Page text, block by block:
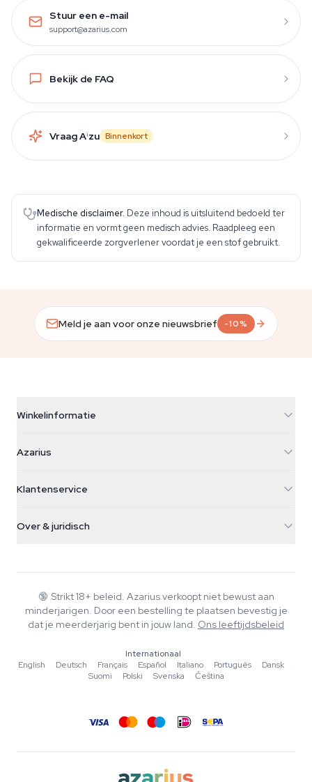
Stuur een e-mail
support@azarius.com
Bekijk de FAQ
Vraag Aizu Binnenkort
Medische disclaimer. Deze inhoud is uitsluitend bedoeld ter
informatie en vormt geen medisch advies. Raadpleeg een
gekwalificeerde zorgverlener voordat je een stof gebruikt.
Meld je aan voor onze nieuwsbrief -10%
Winkelinformatie
Galvaniweg 11
Nederland
+31(0)204897914
Azarius
Smokeshop
Klantenservice
Retourbeleid
Veelgestelde vragen
Privacybeleid
Over & juridisch
Wiki
Muziek
Redactionele normen
Tools & Calculators
🔞 Strikt 18+ beleid. Azarius verkoopt niet bewust aan
minderjarigen. Door een bestelling te plaatsen bevestig je
dat je meerderjarig bent in jouw land. Ons leeftijdsbeleid
Internationaal
English
·Deutsch ·Français ·Español ·Italiano ·Português ·Dansk
·
Suomi
·Polski ·Svenska ·Čeština